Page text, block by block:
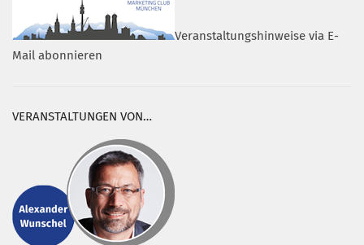
Veranstaltungshinweise via E-
Mail abonnieren
VERANSTALTUNGEN VON…